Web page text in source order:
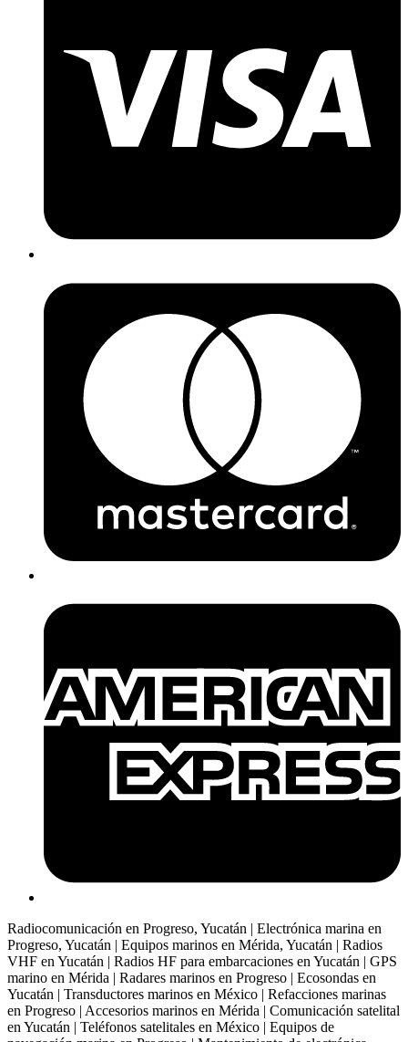
Radiocomunicación en Progreso, Yucatán | Electrónica marina en
Progreso, Yucatán | Equipos marinos en Mérida, Yucatán | Radios
VHF en Yucatán | Radios HF para embarcaciones en Yucatán | GPS
marino en Mérida | Radares marinos en Progreso | Ecosondas en
Yucatán | Transductores marinos en México | Refacciones marinas
en Progreso | Accesorios marinos en Mérida | Comunicación satelital
en Yucatán | Teléfonos satelitales en México | Equipos de